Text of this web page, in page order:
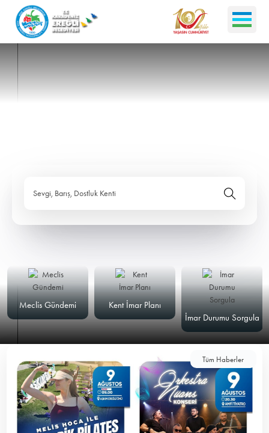
Sevgi, Barış, Dostluk Kenti
Meclis Gündemi
Kent İmar Planı
İmar Durumu Sorgula
Tüm Haberler